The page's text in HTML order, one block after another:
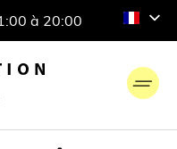
à 20:00